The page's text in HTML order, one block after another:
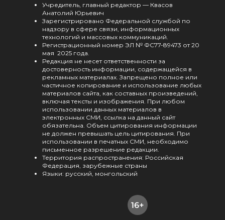
Учредитель, главный редактор — Квасов
Анатолий Юрьевич
Зарегистрировано Федеральной службой по
надзору в сфере связи, информационных
технологий и массовых коммуникаций.
Регистрационный номер ЭЛ № ФС77-89473 от 20
мая 2025 года.
Редакция не несет ответственности за
достоверность информации, содержащейся в
рекламных материалах. Запрещено полное или
частичное копирование и использование любых
материалов сайта, как составных произведений,
включая тексты и изображения. При любом
использовании данных материалов в
электронных СМИ, ссылка на данный сайт
обязательна. Объем цитирования информации
не должен превышать цель цитирования. При
использовании в печатных СМИ, необходимо
письменное разрешение редакции.
Территория распространения: Российская
Федерация, зарубежные страны
Языки: русский, монгольский